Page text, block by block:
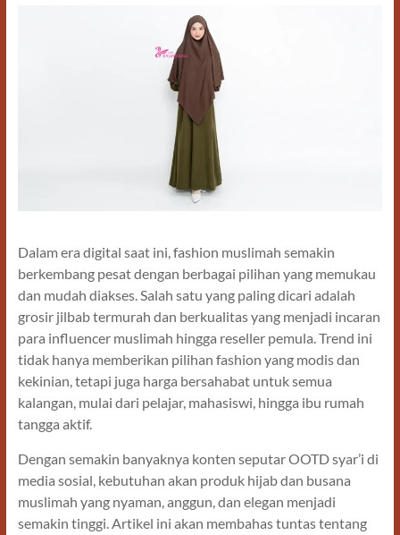
Dalam era digital saat ini, fashion muslimah semakin
berkembang pesat dengan berbagai pilihan yang memukau
dan mudah diakses. Salah satu yang paling dicari adalah
grosir jilbab termurah dan berkualitas yang menjadi incaran
para influencer muslimah hingga reseller pemula. Trend ini
tidak hanya memberikan pilihan fashion yang modis dan
kekinian, tetapi juga harga bersahabat untuk semua
kalangan, mulai dari pelajar, mahasiswi, hingga ibu rumah
tangga aktif.
Dengan semakin banyaknya konten seputar OOTD syar’i di
media sosial, kebutuhan akan produk hijab dan busana
muslimah yang nyaman, anggun, dan elegan menjadi
semakin tinggi. Artikel ini akan membahas tuntas tentang